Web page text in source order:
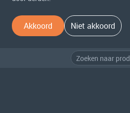
Akkoord Niet akkoord